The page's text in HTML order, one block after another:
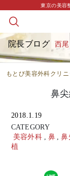
東京の美容
院長ブログ 西
もとび美容外科クリニ
鼻
2018.1.19
CATEGORY
美容外科
鼻 鼻
植